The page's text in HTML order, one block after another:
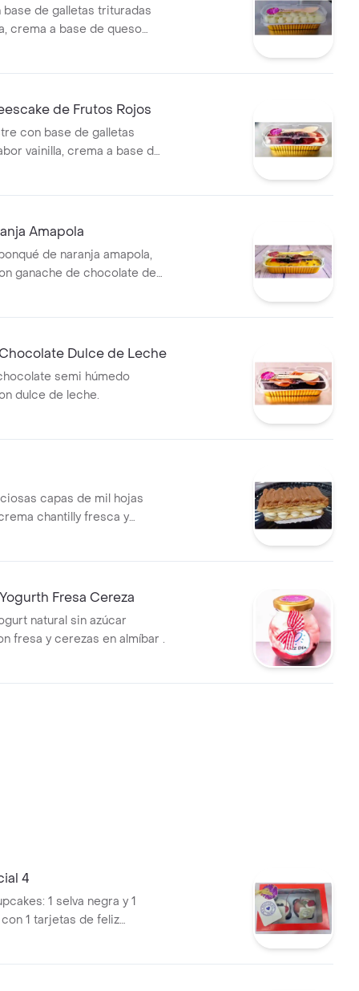
de galletas trituradas
crema a base de queso
sabor limón (producto
de Frutos Rojos
con base de galletas
vainilla, crema a base de
y con frutos rojos.
Amapola
de naranja amapola,
ganache de chocolate de
rojos: agraz, fresa,
Dulce de Leche
semi húmedo
dulce de leche.
capas de mil hojas
chantilly fresca y
dulce de leché. .
Fresa Cereza
natural sin azúcar
fresa y cerezas en almíbar .
4
1 selva negra y 1
1 tarjetas de feliz
feliz día.